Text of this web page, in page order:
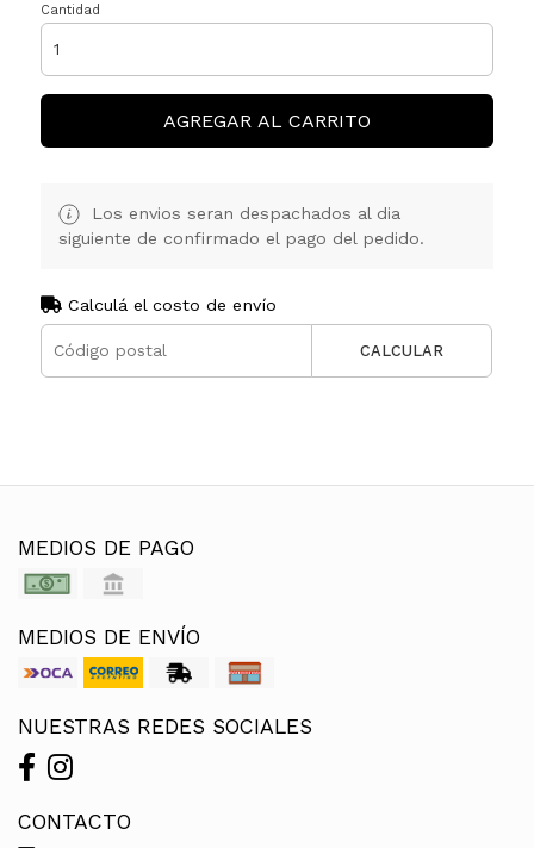
Cantidad
AGREGAR AL CARRITO
Los envios seran despachados al dia
siguiente de confirmado el pago del pedido.
Calculá el costo de envío
CALCULAR
MEDIOS DE PAGO
MEDIOS DE ENVÍO
NUESTRAS REDES SOCIALES
CONTACTO